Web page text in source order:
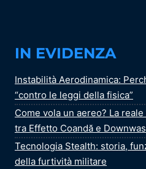
IN EVIDENZA
Instabilità Aerodinamica:
“contro le leggi della fisica”
Come vola un aereo? La
tra Effetto Coandă e
Tecnologia Stealth: storia,
della furtività militare